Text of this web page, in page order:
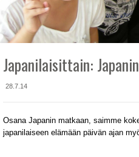
Japanilaisittain:
28.7.14
Osana Japanin matkaan, saimme
japanilaiseen elämään päivän ajan